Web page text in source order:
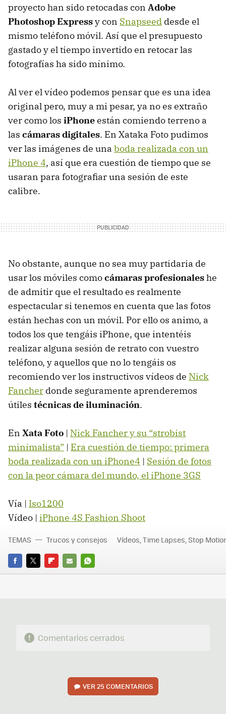
proyecto han sido retocadas con Adobe
Photoshop Expressy con Snapseed desde el
mismo teléfono móvil. Así que el presupuesto
gastado y el tiempo invertido en retocar las
fotografías ha sido mínimo.
Al ver el vídeo podemos pensar que es una idea
original pero, muy a mi pesar, ya no es extraño
ver como los iPhoneestán comiendo terreno a
las cámaras digitales. En Xataka Foto pudimos
ver las imágenes de una boda realizada con un
iPhone 4, así que era cuestión de tiempo que se
usaran para fotografiar una sesión de este
calibre.
No obstante, aunque no sea muy partidaria de
usar los móviles comocámaras profesionaleshe
de admitir que el resultado es realmente
espectacular si tenemos en cuenta que las fotos
están hechas con un móvil. Por ello os animo, a
todos los que tengáis iPhone, que intentéis
realizar alguna sesión de retrato con vuestro
teléfono, y aquellos que no lo tengáis os
recomiendo ver los instructivos vídeos de Nick
Fancher donde seguramente aprenderemos
útiles técnicas de iluminación.
En Xata Foto | Nick Fancher y su “strobist
minimalista” | Era cuestión de tiempo: primera
boda realizada con un iPhone4 | Sesión de fotos
con la peor cámara del mundo, el iPhone 3GS
Vía | Iso1200
Vídeo | iPhone 4S Fashion Shoot
FACEBOOK
TWITTERFLIPBOARD
E-
WHATSAPP
TEMAS Trucos y consejos Vídeos, Time Lapses, Stop
Comentarios cerrados
VER25 COMENTARIOS